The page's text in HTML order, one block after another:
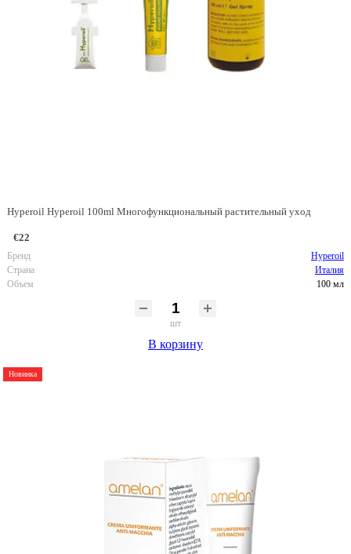
Hyperoil Hyperoil 100ml Многофункциональный растительный уход
€22
Бренд
Hyperoil
Страна
Италия
Объем
100 мл
шт
В корзину
Новинка